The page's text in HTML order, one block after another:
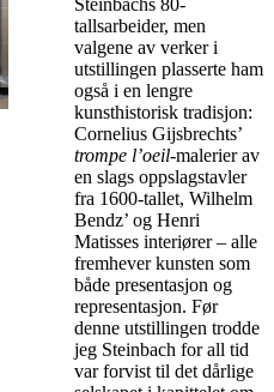
tallsarbeider, men
valgene av verker i
utstillingen plasserte ham
også i en lengre
kunsthistorisk tradisjon:
Cornelius Gijsbrechts’
trompe l’oeil-malerier av
en slags oppslagstavler
fra 1600-tallet, Wilhelm
Bendz’ og Henri
Matisses interiører – alle
fremhever kunsten som
både presentasjon og
representasjon. Før
denne utstillingen trodde
jeg Steinbach for all tid
var forvist til det dårlige